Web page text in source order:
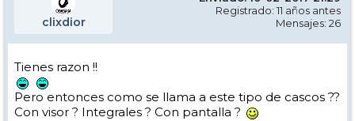
clixdior
Registrado: 11 años antes
Mensajes: 26
Tienes razon !!
Pero entonces como se llama a este tipo de cascos ??
Con visor ? Integrales ? Con pantalla ?